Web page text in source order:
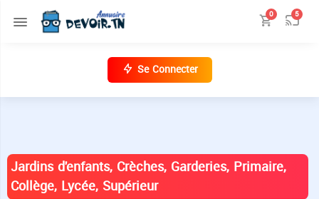
0 5
Se Connecter
Jardins d'enfants, Crèches, Garderies, Primaire,
Collège, Lycée, Supérieur